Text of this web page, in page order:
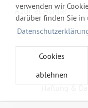
verwenden wir
darüber finden Sie in
Cookies
ablehnen
Azur et Asmar